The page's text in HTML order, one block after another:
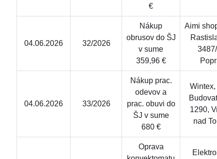
€
04.06.2026 32/2026
Nákup
obrusov do ŠJ
v sume
359,96 €
Aimi
04.06.2026 33/2026
Nákup prac.
odevov a
prac. obuvi do
ŠJ v sume
680 €
Wintex,
1290,
nad
Oprava